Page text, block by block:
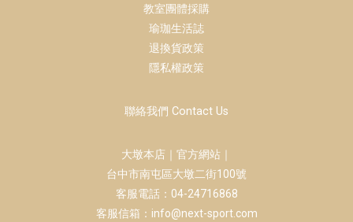
教室團體採購
瑜珈生活誌
退換貨政策
隱私權政策
聯絡我們 Contact Us
大墩本店｜官方網站｜
台中市南屯區大墩二街100號
客服電話：04-24716868
客服信箱：info@next-sport.com